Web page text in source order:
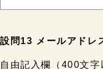
設問13 メールアドレ
自由記入欄（400文字